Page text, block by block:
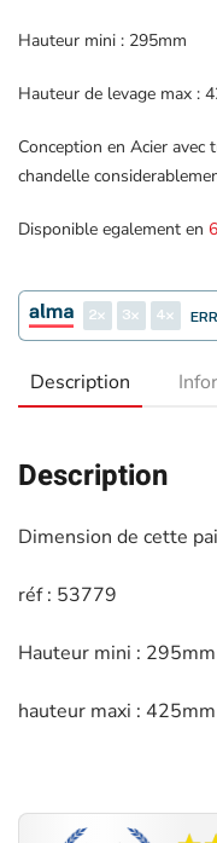
Hauteur mini : 295mm
Hauteur de levage max :
Conception en Acier avec
chandelle
Disponible egalement en
2 3 4
Description
Description
Dimension de cette
réf : 53779
Hauteur mini : 295mm
hauteur maxi : 425mm